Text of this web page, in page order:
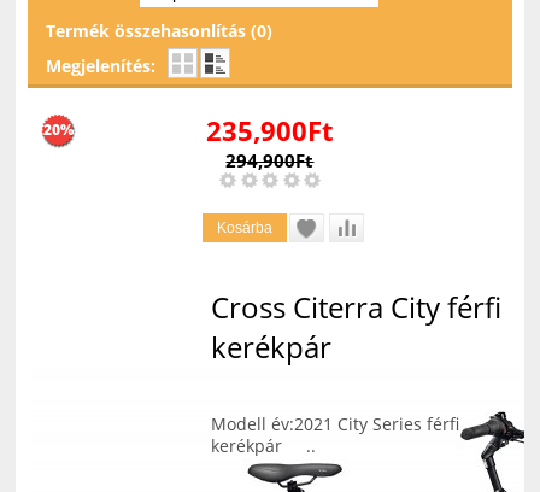
Termék összehasonlítás (0)
Megjelenítés:
235,900Ft
294,900Ft
20%
Cross Citerra City férfi
kerékpár
Modell év:2021 City Series férfi
kerékpár ..